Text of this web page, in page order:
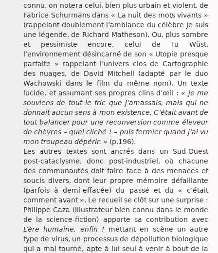
connu, on notera celui, bien plus urbain et violent, de
Fabrice Schurmans dans « La nuit des mots vivants »
(rappelant doublement l’ambiance du célèbre Je suis
une légende, de Richard Matheson). Ou, plus sombre
et pessimiste encore, celui de Tu Wüst,
l’environnement désincarné de son « Utopie presque
parfaite » rappelant l’univers clos de Cartographie
des nuages, de David Mitchell (adapté par le duo
Wachowski dans le film du même nom). Un texte
lucide, et assumant ses propres clins d’œil : « je me
souviens de tout le fric que j’amassais, mais qui ne
donnait aucun sens à mon existence. C’était avant de
tout balancer pour une reconversion comme éleveur
de chèvres – quel cliché ! – puis fermier quand j’ai vu
mon troupeau dépérir. » (p.196).
Les autres textes sont ancrés dans un Sud-Ouest
post-cataclysme, donc post-industriel, où chacune
des communautés doit faire face à des menaces et
soucis divers, dont leur propre mémoire défaillante
(parfois à demi-effacée) du passé et du « c’était
comment avant ». Le recueil se clôt sur une surprise :
Philippe Caza (illustrateur bien connu dans le monde
de la science-fiction) apporte sa contribution avec
L’ère humaine, enfin ! mettant en scène un autre
type de virus, un processus de dépollution biologique
qui a mal tourné, apte à lui seul à venir à bout de la